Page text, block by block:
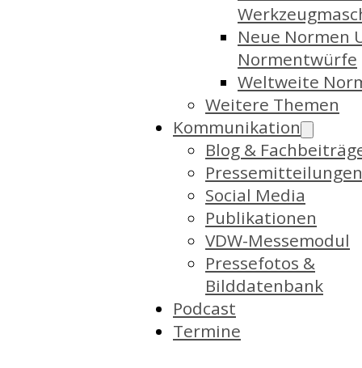
Neue Normen
Normentwürfe
Weltweite
Weitere Themen
Kommunikation
Blog &
Pressemitteilungen
Social Media
Publikationen
VDW-Messemodul
Pressefotos &
Bilddatenbank
Podcast
Termine